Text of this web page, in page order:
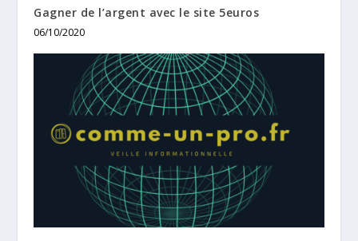
Gagner de l’argent avec le site 5euros
06/10/2020